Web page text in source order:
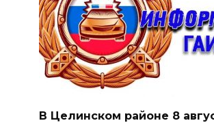
В Целинском районе 8